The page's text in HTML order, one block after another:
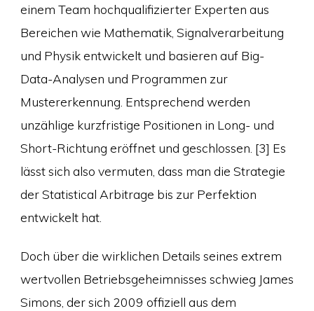
einem Team hochqualifizierter Experten aus
Bereichen wie Mathematik, Signalverarbeitung
und Physik entwickelt und basieren auf Big-
Data-Analysen und Programmen zur
Mustererkennung. Entsprechend werden
unzählige kurzfristige Positionen in Long- und
Short-Richtung eröffnet und geschlossen. [3] Es
lässt sich also vermuten, dass man die Strategie
der Statistical Arbitrage bis zur Perfektion
entwickelt hat.
Doch über die wirklichen Details seines extrem
wertvollen Betriebsgeheimnisses schwieg James
Simons, der sich 2009 offiziell aus dem